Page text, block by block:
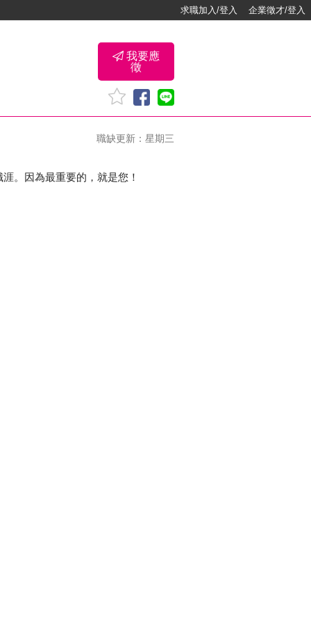
求職加入/登入 企業徵才/登入
我要應
徵
職缺更新：星期三
。因為最重要的，就是您！